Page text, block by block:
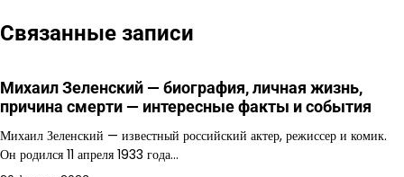
Связанные записи
Михаил Зеленский — биография, личная жизнь,
причина смерти — интересные факты и события
Михаил Зеленский — известный российский актер, режиссер и комик.
Он родился 11 апреля 1933 года…